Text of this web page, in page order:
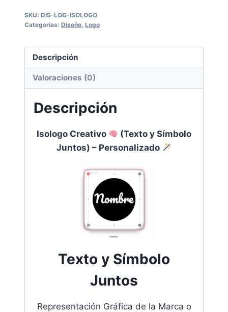
(Texto
Símbolo
Juntos)
Personalizado
cantidad
SKU: DIS-LOG-ISOLOGO
Categorías: Diseño, Logo
Descripción
Valoraciones (0)
Descripción
Isologo Creativo
(Texto y Símbolo
Juntos) – Personalizado
Texto y Símbolo
Juntos
Representación Gráfica de la Marca o